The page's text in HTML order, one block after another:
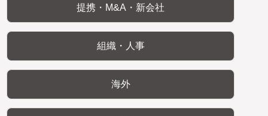
提携・M&A・新会社
組織・人事
海外